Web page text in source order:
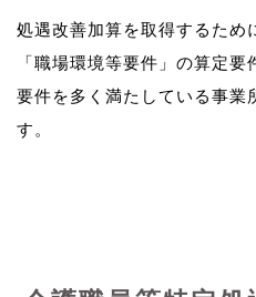
処遇改善加算を取得するため
「職場環境等要件」の算定要
要件を多く満たしている事業
す。